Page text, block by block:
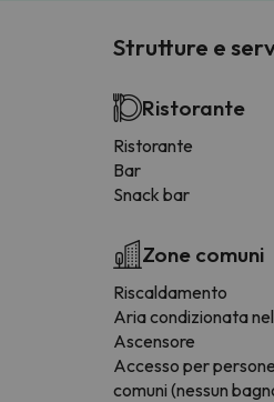
Strutture e
Ristorante
Ristorante
Bar
Snack bar
Zone comuni
Riscaldamento
Aria condizionata
Ascensore
Accesso per
comuni (nessun